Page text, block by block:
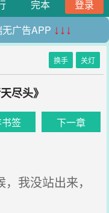
完本
登录
广告APP ↓↓↓
换手 关灯
尽头》
签 下一章
我没站出来，